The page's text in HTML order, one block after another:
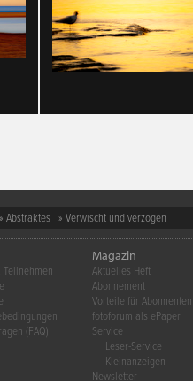
Abstraktes » Verwischt und verzogen
Teilnehmen
(FAQ)
Magazin
Aktuelles Heft
Abonnement
Vorteile für Abonnenten
fotoforum als ePaper
Service
Leser-Service
Kleinanzeigen
Newsletter